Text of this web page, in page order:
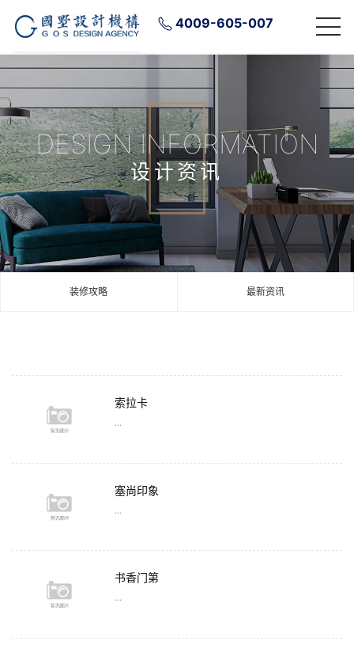
4009-605-007
DESIGN INFORMATION
设计资讯
装修攻略 最新资讯
索拉卡
...
塞尚印象
...
书香门第
...